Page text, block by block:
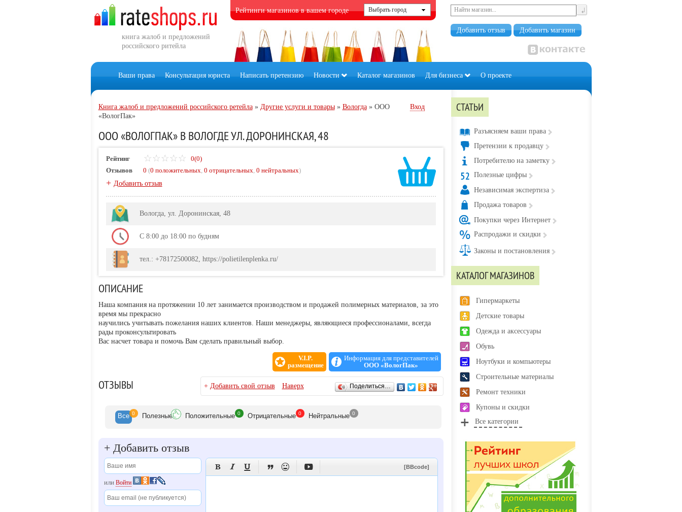
книга жалоб и предложений
российского ритейла
Рейтинги магазинов в вашем городе
Добавить отзыв Добавить магазин
Ваши права Консультация юриста Написать претензию Новости Каталог магазинов Для бизнеса О проекте
Книга жалоб и предложений российского ретейла» Другие услуги и товары» Вологда» ООО
«ВологПак»
Вход
ООО «ВОЛОГПАК» В ВОЛОГДЕ УЛ. ДОРОНИНСКАЯ, 48
Рейтинг
0(0)
Отзывов
0 (0 положительных, 0 отрицательных, 0 нейтральных)
+ Добавить отзыв
Вологда, ул. Доронинская, 48
С 8:00 до 18:00 по будням
тел.: +78172500082, https://polietilenplenka.ru/
ОПИСАНИЕ
Наша компания на протяжении 10 лет занимается производством и продажей полимерных материалов, за это
время мы прекрасно
научились учитывать пожелания наших клиентов. Наши менеджеры, являющиеся профессионалами, всегда
рады проконсультировать
Вас насчет товара и помочь Вам сделать правильный выбор.
V.I.P.
размещение
Информация для представителей
ООО «ВологПак»
ОТЗЫВЫ + Добавить свой отзыв Наверх Поделиться…
Все 0 Полезные Положительные 0 Отрицательные 0 Нейтральные 0
+Добавить отзыв
или Войти
      [BBcode]
СТАТЬИ
Разъясняем ваши права
Претензии к продавцу
Потребителю на заметку
Полезные цифры
Независимая экспертиза
Продажа товаров
Покупки через Интернет
Распродажи и скидки
Законы и постановления
КАТАЛОГ МАГАЗИНОВ
Гипермаркеты
Детские товары
Одежда и аксессуары
Обувь
Ноутбуки и компьютеры
Строительные материалы
Ремонт техники
Купоны и скидки
Все категории